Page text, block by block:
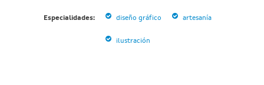
Especialidades: diseño gráfico artesanía
ilustración